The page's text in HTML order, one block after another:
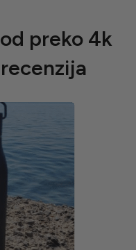
preko 4k